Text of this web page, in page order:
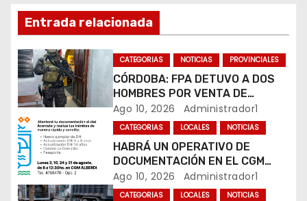
ó
n
d
e
e
n
t
Entrada relacionada
CATEGORIAS NOTICIAS PROVINCIALES
CÓRDOBA: FPA DETUVO A DOS
HOMBRES POR VENTA DE
DROGAS EN TRES BARRIOS DE
LA CAPITAL
Ago 10, 2026 Administrador1
CATEGORIAS LOCALES NOTICIAS
HABRÁ UN OPERATIVO DE
DOCUMENTACIÓN EN EL CGM
ALBERDI
Ago 10, 2026 Administrador1
CATEGORIAS LOCALES NOTICIAS